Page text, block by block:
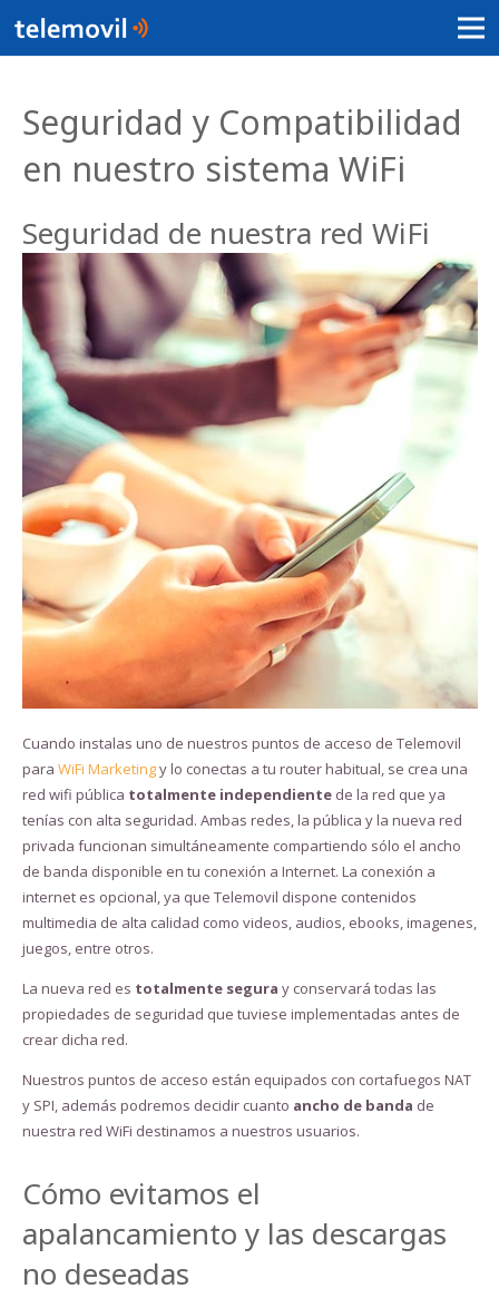
Seguridad y Compatibilidad
en nuestro sistema WiFi
Seguridad de nuestra red WiFi
Cuando instalas uno de nuestros puntos de acceso de Telemovil
para WiFi Marketingy lo conectas a tu router habitual, se crea una
red wifi pública totalmente independientede la red que ya
tenías con alta seguridad. Ambas redes, la pública y la nueva red
privada funcionan simultáneamente compartiendo sólo el ancho
de banda disponible en tu conexión a Internet. La conexión a
internet es opcional, ya que Telemovil dispone contenidos
multimedia de alta calidad como videos, audios, ebooks, imagenes,
juegos, entre otros.
La nueva red es totalmente segura y conservará todas las
propiedades de seguridad que tuviese implementadas antes de
crear dicha red.
Nuestros puntos de acceso están equipados con cortafuegos NAT
y SPI, además podremos decidir cuanto ancho de banda de
nuestra red WiFi destinamos a nuestros usuarios.
Cómo evitamos el
apalancamiento y las descargas
no deseadas